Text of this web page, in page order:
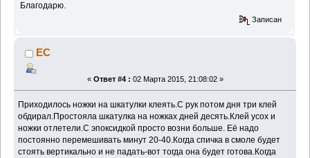
Благодарю.
Записан
EC
« Ответ #4 : 02 Марта 2015, 21:08:02 »
Приходилось ножки на шкатулки клеять.С рук потом дня три клей
обдирал.Простояла шкатулка на ножках дней десять.Клей усох и
ножки отлетели.С эпоксидкой просто возни больше. Её надо
постоянно перемешивать минут 20-40.Когда спичка в смоле будет
стоять вертикально и не падать-вот тогда она будет готова.Когда